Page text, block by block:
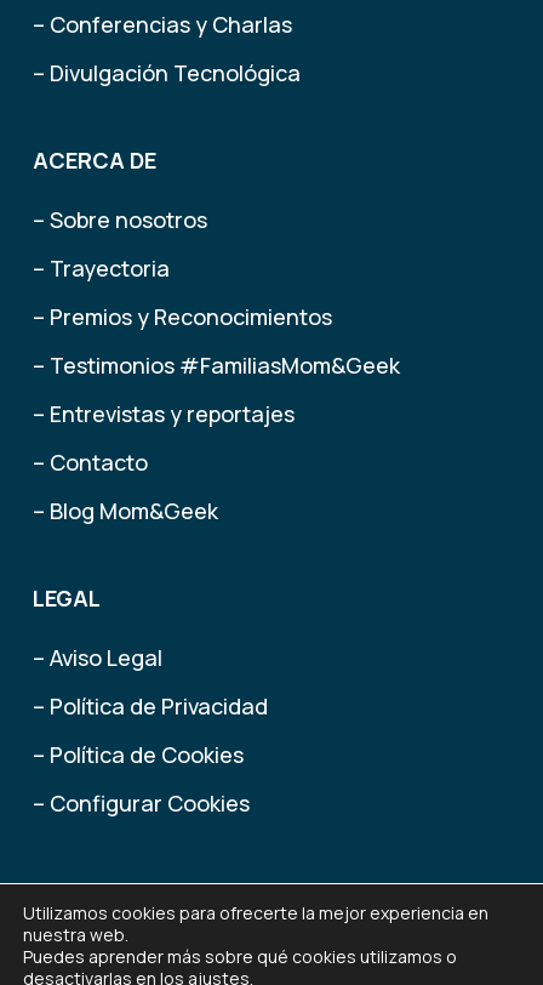
– Conferencias y Charlas
– Divulgación Tecnológica
ACERCA DE
– Sobre nosotros
– Trayectoria
– Premios y Reconocimientos
– Testimonios #FamiliasMom&Geek
– Entrevistas y reportajes
– Contacto
– Blog Mom&Geek
LEGAL
– Aviso Legal
– Política de Privacidad
– Política de Cookies
– Configurar Cookies
2015 - 2025 Mom&Geek
Fernández)
Utilizamos cookies para ofrecerte la mejor experiencia en
nuestra web.
Puedes aprender más sobre qué cookies utilizamos o
desactivarlas en los ajustes.